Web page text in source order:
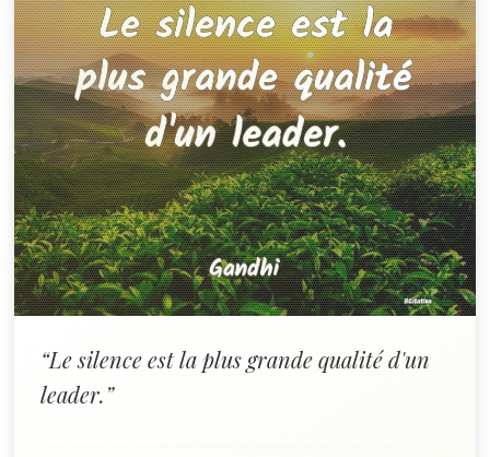
“Le silence est la plus grande qualité d'un
leader.”